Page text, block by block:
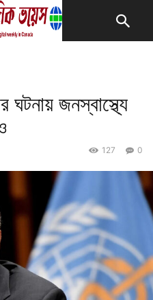
ঘটনায় জনস্বাস্থ্যে
0
127